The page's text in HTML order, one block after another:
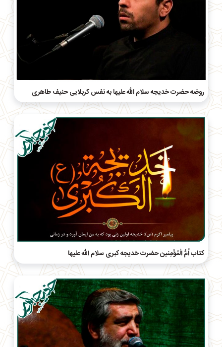
روضه‌ حضرت خدیجه سلام الله علیها به نفس کربلایی حنیف طاهری
کتاب اُمُّ الْمُؤْمِنين حضرت خدیجه کبری سلام الله علیها